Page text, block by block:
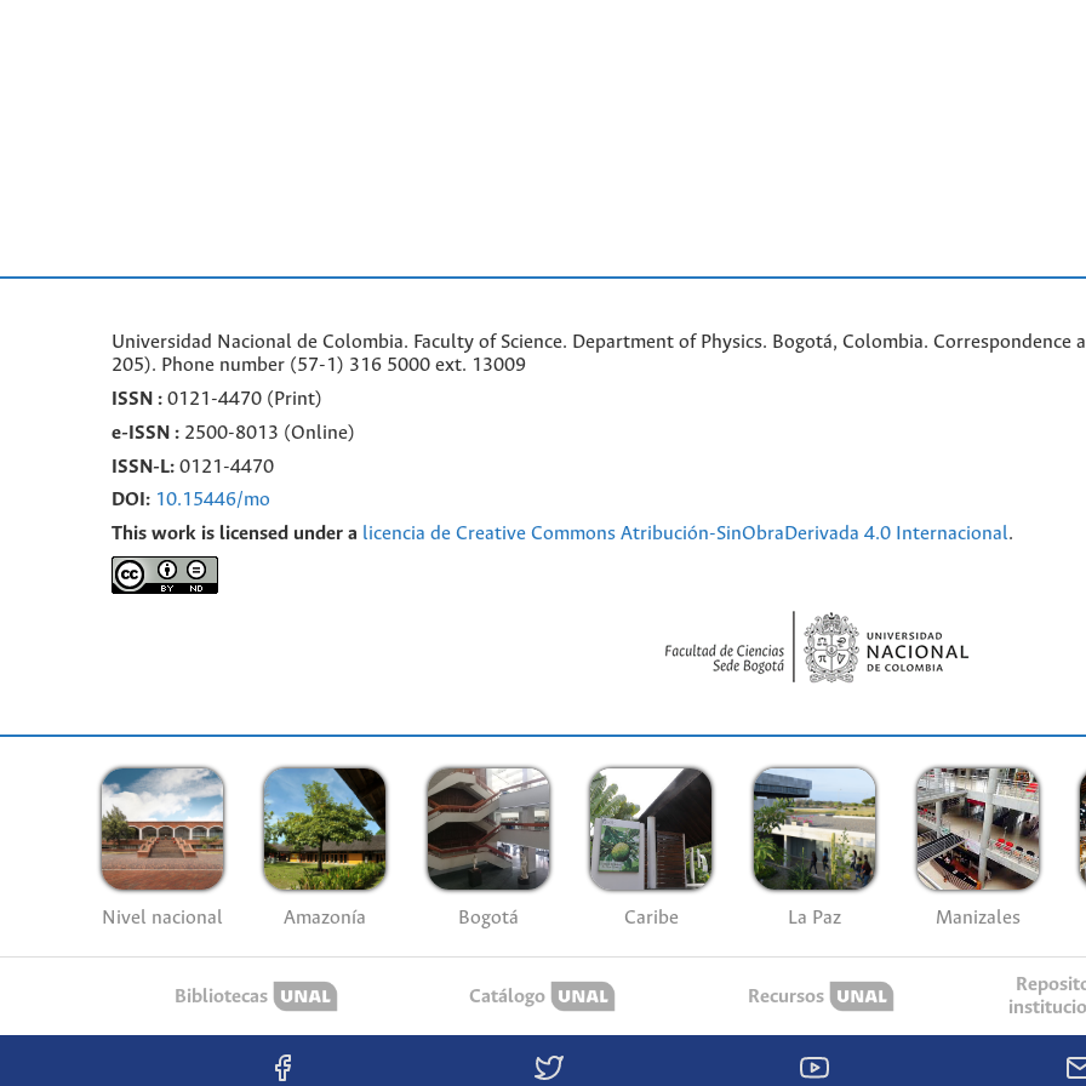
Universidad Nacional de Colombia. Faculty of Science. Department of Physics. Bogotá, Colombia. Correspondence a
205). Phone number (57-1) 316 5000 ext. 13009
ISSN : 0121-4470 (Print)
e- ISSN : 2500-8013 (Online)
ISSN-L: 0121-4470
DOI: 10.15446/mo
This work is licensed under a licencia de Creative Commons Atribución-SinObraDerivada 4.0 Internacional.
Nivel nacional Amazonía Bogotá Caribe La Paz Manizales
Bibliotecas Catálogo Recursos